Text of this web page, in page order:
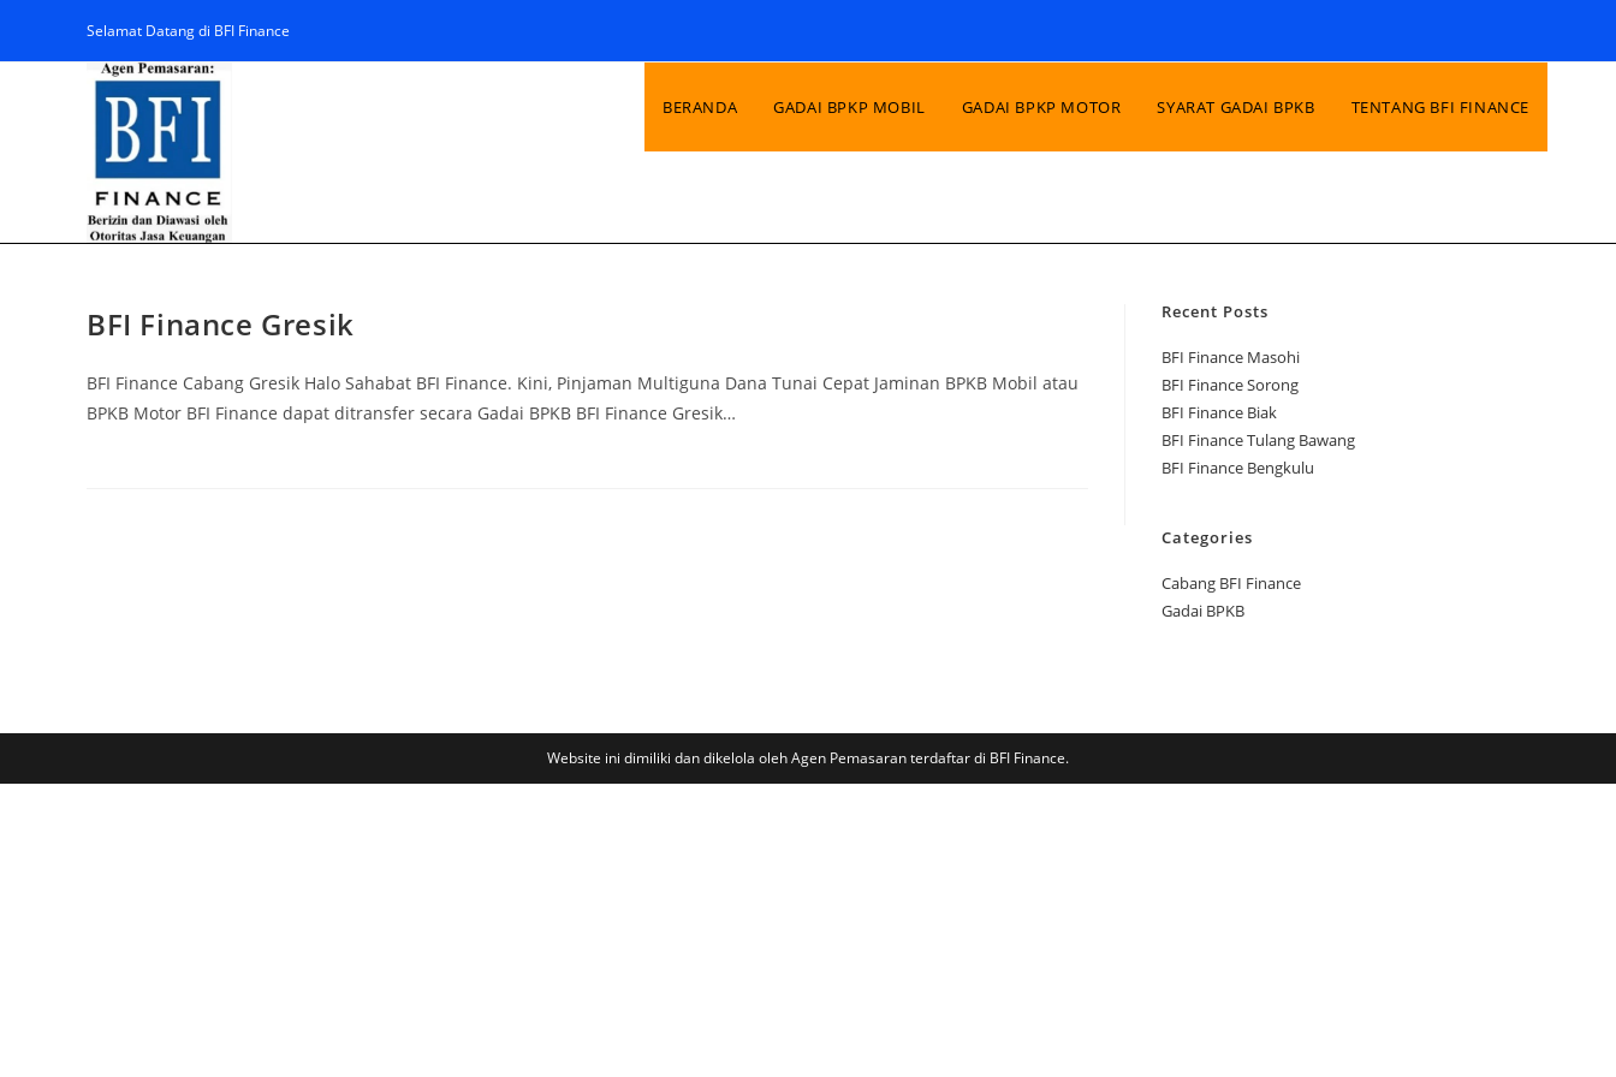
Selamat Datang di BFI Finance
BERANDA GADAI BPKP MOBIL GADAI BPKP MOTOR SYARAT GADAI BPKB TENTANG BFI FINANCE
BFI Finance Gresik
BFI Finance Cabang Gresik Halo Sahabat BFI Finance. Kini, Pinjaman Multiguna Dana Tunai Cepat Jaminan BPKB Mobil atau
BPKB Motor BFI Finance dapat ditransfer secara Gadai BPKB BFI Finance Gresik…
Recent Posts
BFI Finance Masohi
BFI Finance Sorong
BFI Finance Biak
BFI Finance Tulang Bawang
BFI Finance Bengkulu
Categories
Cabang BFI Finance
Gadai BPKB
Website ini dimiliki dan dikelola oleh Agen Pemasaran terdaftar di BFI Finance.